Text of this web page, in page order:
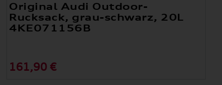
Original Audi Outdoor-
Rucksack, grau-schwarz, 20L
4KE071156B
161,90 €